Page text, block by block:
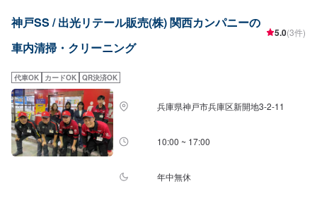
神戸SS / 出光リテール販売(株) 関西カンパニーの
車内清掃・クリーニング
5.0(3件)
代車OK カードOK QR決済OK
兵庫県神戸市兵庫区新開地3-2-11
10:00 ~ 17:00
年中無休